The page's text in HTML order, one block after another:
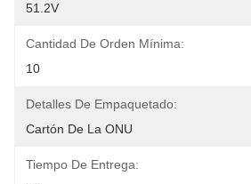
51.2V
Cantidad De Orden Mínima:
10
Detalles De Empaquetado:
Cartón De La ONU
Tiempo De Entrega: